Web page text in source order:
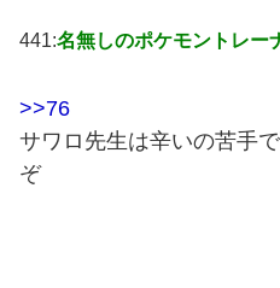
441:名無しのポケモントレー
>>76
サワロ先生は辛いの苦手
ぞ